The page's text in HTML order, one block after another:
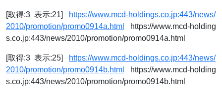
[取得:3 表示:21]
https://www.mcd-holdings.co.jp:443/news/
2010/promotion/promo0914a.html
https://www.mcd-holding
s.co.jp:443/news/2010/promotion/promo0914a.html
[取得:3 表示:25]
https://www.mcd-holdings.co.jp:443/news/
2010/promotion/promo0914b.html
https://www.mcd-holding
s.co.jp:443/news/2010/promotion/promo0914b.html